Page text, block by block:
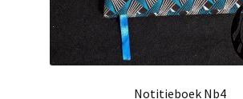
Notitieboek Nb4